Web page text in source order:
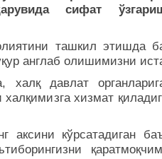
сифат
ташкил этишда
англаб олишимизни
халқ давлат
халқимизга хизмат
аксини кўрсатадиган